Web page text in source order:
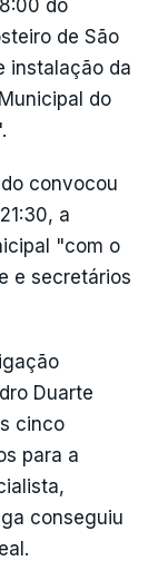
do
de São
instalação da
do
convocou
a
"com o
e secretários
Duarte
cinco
para a
conseguiu